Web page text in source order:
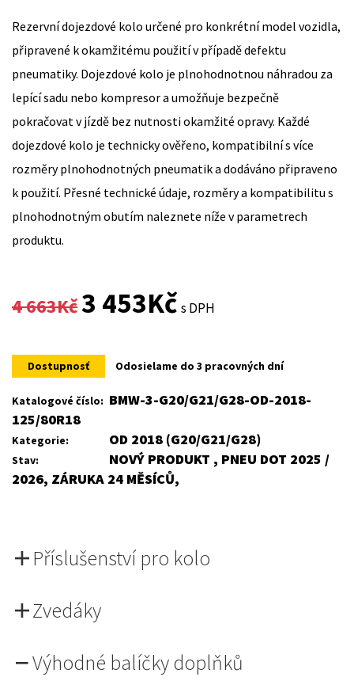
Rezervní dojezdové kolo určené pro konkrétní model vozidla,
připravené k okamžitému použití v případě defektu
pneumatiky. Dojezdové kolo je plnohodnotnou náhradou za
lepící sadu nebo kompresor a umožňuje bezpečně
pokračovat v jízdě bez nutnosti okamžité opravy. Každé
dojezdové kolo je technicky ověřeno, kompatibilní s více
rozměry plnohodnotných pneumatik a dodáváno připraveno
k použití. Přesné technické údaje, rozměry a kompatibilitu s
plnohodnotným obutím naleznete níže v parametrech
produktu.
4 663Kč
Original
was:
4
3 453KčCurrent
is:
3
s DPH
Dostupnosť Odosielame do 3 pracovných dní
Katalogové číslo: BMW-3-G20/G21/G28-OD-2018-
125/80R18
Kategorie: OD 2018 (G20/G21/G28)
Stav:
NOVÝ PRODUKT , PNEU DOT 2025 /
2026, ZÁRUKA 24 MĚSÍCŮ,
Příslušenství pro kolo
Zvedáky
Výhodné balíčky doplňků